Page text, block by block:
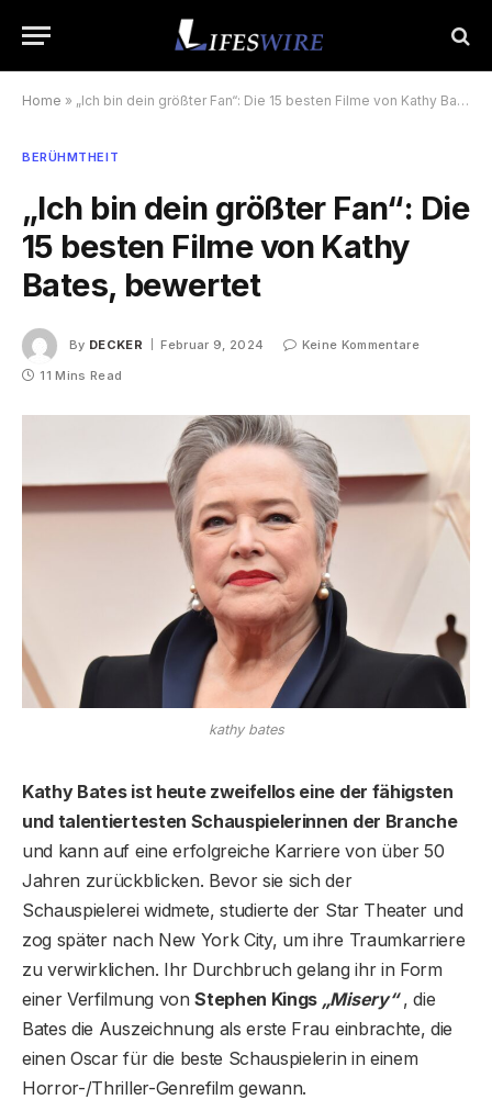
Home » „Ich bin dein größter Fan“: Die 15 besten Filme von Kathy Bates, bewertet
BERÜHMTHEIT
„Ich bin dein größter Fan“: Die
15 besten Filme von Kathy
Bates, bewertet
By DECKER Februar 9, 2024
Keine Kommentare
11 Mins Read
kathy bates
Kathy Bates ist heute zweifellos eine der fähigsten
und talentiertesten Schauspielerinnen der Branche
und kann auf eine erfolgreiche Karriere von über 50
Jahren zurückblicken. Bevor sie sich der
Schauspielerei widmete, studierte der Star Theater und
zog später nach New York City, um ihre Traumkarriere
zu verwirklichen. Ihr Durchbruch gelang ihr in Form
einer Verfilmung vonStephen Kings „Misery“, die
Bates die Auszeichnung als erste Frau einbrachte, die
einen Oscar für die beste Schauspielerin in einem
Horror-/Thriller-Genrefilm gewann.